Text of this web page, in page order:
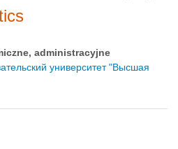
administracyjne
университет "Высшая